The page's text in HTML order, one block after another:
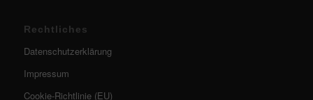
Rechtliches
Datenschutzerklärung
Impressum
Cookie-Richtlinie (EU)